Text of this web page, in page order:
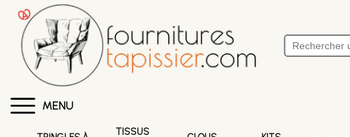
MENU
TISSUS